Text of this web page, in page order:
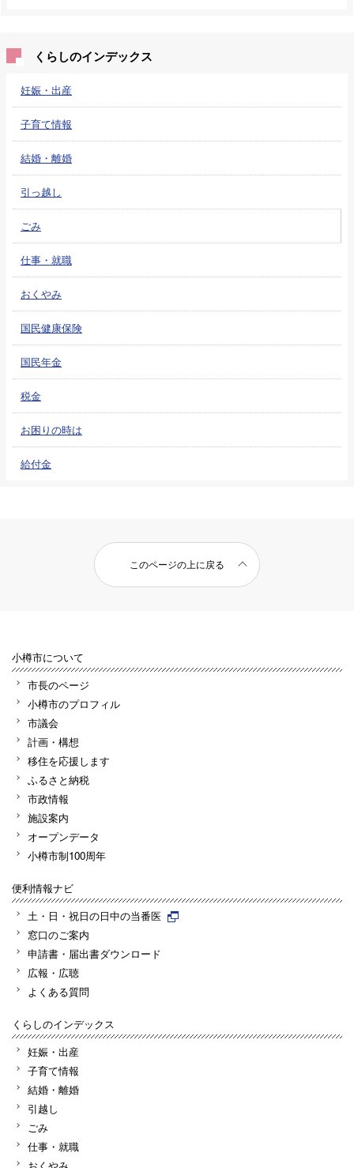
くらしのインデックス
妊娠・出産
子育て情報
結婚・離婚
引っ越し
ごみ
仕事・就職
おくやみ
国民健康保険
国民年金
税金
お困りの時は
給付金
このページの上に戻る
小樽市について
市長のページ
小樽市のプロフィル
市議会
計画・構想
移住を応援します
ふるさと納税
市政情報
施設案内
オープンデータ
小樽市制100周年
便利情報ナビ
土・日・祝日の日中の当番医
窓口のご案内
申請書・届出書ダウンロード
広報・広聴
よくある質問
くらしのインデックス
妊娠・出産
子育て情報
結婚・離婚
引越し
ごみ
仕事・就職